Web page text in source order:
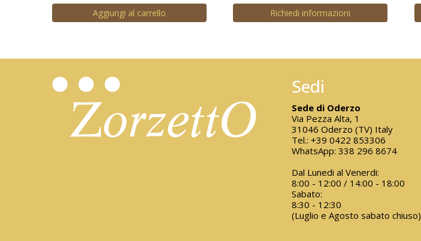
Aggiungi al carrello Richiedi informazioni
Sedi
Sede di Oderzo
Via Pezza Alta, 1
31046 Oderzo (TV) Italy
Tel.: +39 0422 853306
WhatsApp: 338 296 8674
Dal Lunedi al Venerdi:
8:00 - 12:00 / 14:00 - 18:00
Sabato:
8:30 - 12:30
(Luglio e Agosto sabato chiuso)